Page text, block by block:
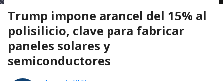
Trump impone arancel del 15% al
polisilicio, clave para fabricar
paneles solares y
semiconductores